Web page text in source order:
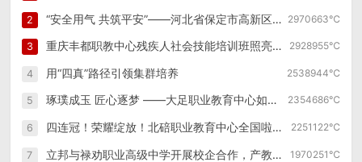
2970663℃
2 “安全用气 共筑平安”——河北省保定市高新区幼儿园燃气泄漏逃生演练
2928955℃
3 重庆丰都职教中心残疾人社会技能培训班照亮特殊群体职业之路
2538944℃
4 用“四真”路径引领集群培养
2354686℃
5 琢璞成玉 匠心逐梦 ——大足职业教育中心如何走好职教改革发展之路
2251122℃
6 四连冠！荣耀绽放！北碚职业教育中心全国啦啦操锦标赛再创辉煌！
1970251℃
7 立邦与禄劝职业高级中学开展校企合作，产教融合赋能涂装行业技能人才孵化